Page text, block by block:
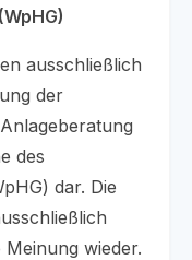
ausschließlich
der
des
dar. Die
wieder.